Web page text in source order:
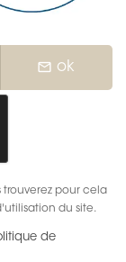
mail_outline ok
trouverez pour cela
du site.
de